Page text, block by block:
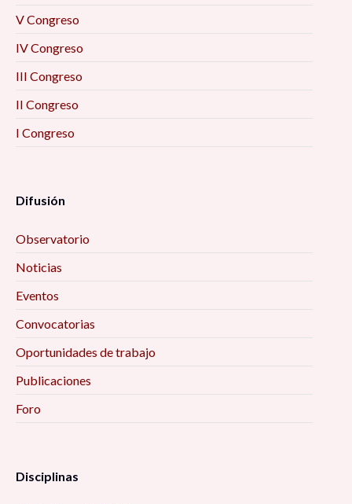
V Congreso
IV Congreso
III Congreso
II Congreso
I Congreso
Difusión
Observatorio
Noticias
Eventos
Convocatorias
Oportunidades de trabajo
Publicaciones
Foro
Disciplinas